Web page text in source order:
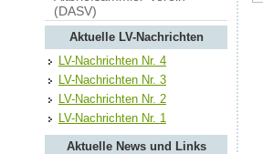
(DASV)
Aktuelle LV-Nachrichten
LV-Nachrichten Nr. 4
LV-Nachrichten Nr. 3
LV-Nachrichten Nr. 2
LV-Nachrichten Nr. 1
Aktuelle News und Links